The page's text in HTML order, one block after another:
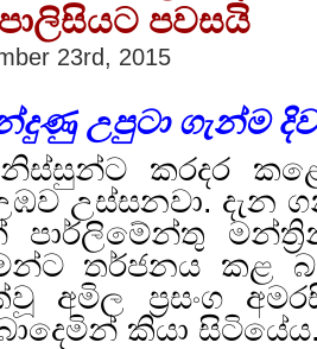
පවසයි
23rd, 2015
උපුටා ගැන්ම
කරදර
උස්‌සනවා. දැන
පාර්ලිමේන්තු
තර්ජනය කළ
අමිල ප්‍රසංග
කියා